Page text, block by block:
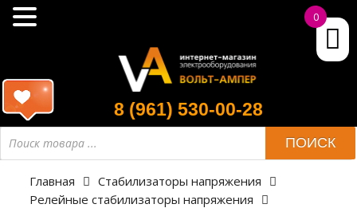
8 (961) 530-00-28
ПОИСК
Главная
Стабилизаторы напряжения
Релейные стабилизаторы напряжения
0